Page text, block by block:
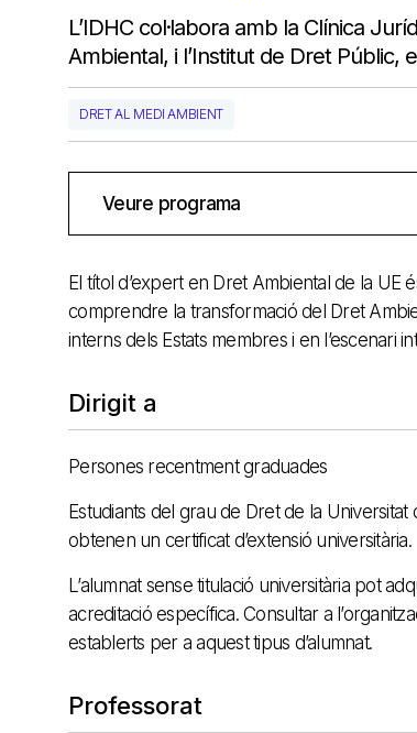
L’IDHC col·labora amb la Clínica
Ambiental, i l’Institut de Dret Públic,
DRET AL MEDI AMBIENT
Veure programa
El títol d’expert en Dret Ambiental de la
comprendre la transformació del Dret
interns dels Estats membres i en l’escenari
Dirigit a
Persones recentment graduades
Estudiants del grau de Dret de la Universitat
obtenen un certificat d’extensió universitària.
L’alumnat sense titulació universitària pot
acreditació específica. Consultar a
establerts per a aquest tipus d’alumnat.
Professorat